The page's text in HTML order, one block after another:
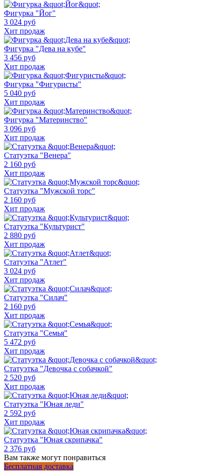
Фигурка "Йог"
3 024 руб
Хит продаж
Фигурка "Дева на кубе"
3 456 руб
Хит продаж
Фигурка "Фигуристы"
5 040 руб
Хит продаж
Фигурка "Материнство"
3 096 руб
Хит продаж
Статуэтка "Венера"
2 160 руб
Хит продаж
Статуэтка "Мужской торс"
2 160 руб
Хит продаж
Статуэтка "Культурист"
2 880 руб
Хит продаж
Статуэтка "Атлет"
3 024 руб
Хит продаж
Статуэтка "Силач"
2 160 руб
Хит продаж
Статуэтка "Семья"
5 472 руб
Хит продаж
Статуэтка "Девочка с собачкой"
2 520 руб
Хит продаж
Статуэтка "Юная леди"
2 592 руб
Хит продаж
Статуэтка "Юная скрипачка"
2 376 руб
Вам также могут понравиться
Бесплатная доставка